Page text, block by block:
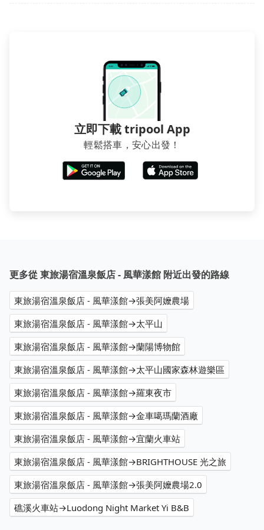
立即下載 tripool App
輕鬆搭車，安心出發！
更多從 東旅湯宿溫泉飯店 - 風華漾館 附近出發的路線
東旅湯宿溫泉飯店 - 風華漾館→張美阿嬤農場
東旅湯宿溫泉飯店 - 風華漾館→太平山
東旅湯宿溫泉飯店 - 風華漾館→蘭陽博物館
東旅湯宿溫泉飯店 - 風華漾館→太平山國家森林遊樂區
東旅湯宿溫泉飯店 - 風華漾館→羅東夜市
東旅湯宿溫泉飯店 - 風華漾館→金車噶瑪蘭酒廠
東旅湯宿溫泉飯店 - 風華漾館→宜蘭火車站
東旅湯宿溫泉飯店 - 風華漾館→BRIGHTHOUSE 光之旅
東旅湯宿溫泉飯店 - 風華漾館→張美阿嬤農場2.0
礁溪火車站→Luodong Night Market Yi B&B